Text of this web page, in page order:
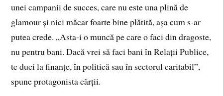
unei campanii de succes, care nu este una plină de
glamour și nici măcar foarte bine plătită, așa cum s-ar
putea crede. „Asta-i o muncă pe care o faci din dragoste,
nu pentru bani. Dacă vrei să faci bani în Relații Publice,
te duci la finanțe, în politică sau în sectorul caritabil”,
spune protagonista cărții.